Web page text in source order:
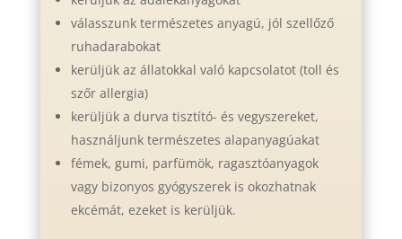
válasszunk természetes anyagú, jól szellőző
ruhadarabokat
kerüljük az állatokkal való kapcsolatot (toll és
szőr allergia)
kerüljük a durva tisztító- és vegyszereket,
használjunk természetes alapanyagúakat
fémek, gumi, parfümök, ragasztóanyagok
vagy bizonyos gyógyszerek is okozhatnak
ekcémát, ezeket is kerüljük.